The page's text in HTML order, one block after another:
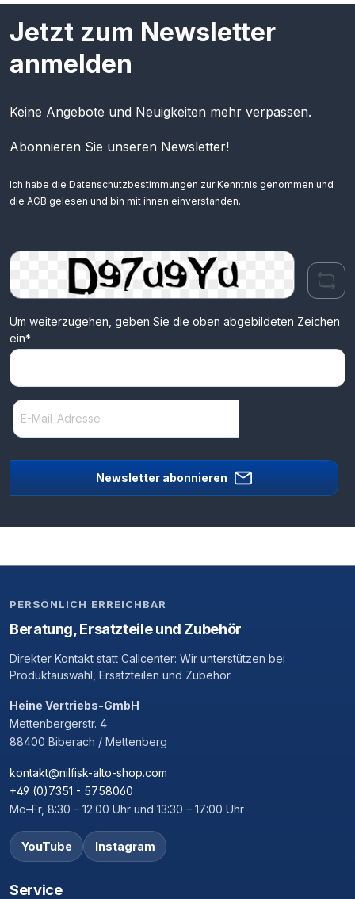
Jetzt zum Newsletter
anmelden
Keine Angebote und Neuigkeiten mehr verpassen.
Abonnieren Sie unseren Newsletter!
Ich habe die Datenschutzbestimmungen zur Kenntnis genommen und
die AGB gelesen und bin mit ihnen einverstanden.
Um weiterzugehen, geben Sie die oben abgebildeten Zeichen
ein*
Newsletter abonnieren
PERSÖNLICH ERREICHBAR
Beratung, Ersatzteile und Zubehör
Direkter Kontakt statt Callcenter: Wir unterstützen bei
Produktauswahl, Ersatzteilen und Zubehör.
Heine Vertriebs-GmbH
Mettenbergerstr. 4
88400 Biberach / Mettenberg
kontakt@nilfisk-alto-shop.com
+49 (0)7351 - 5758060
Mo–Fr, 8:30 – 12:00 Uhr und 13:30 – 17:00 Uhr
YouTube Instagram
Service